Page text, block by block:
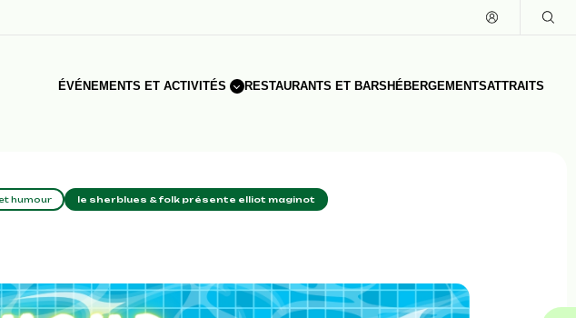
ÉVÉNEMENTS ET ACTIVITÉS RESTAURANTS ET BARS HÉBERGEMENTSATTRAITS
humour le sherblues & folk présente elliot maginot